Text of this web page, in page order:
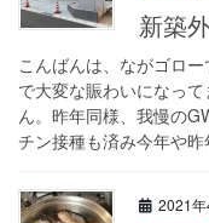
新築
こんばんは、ながゴロ
で大変な賑わいになっ
ん。昨年同様、我慢の
チン接種も済み今年や
2021